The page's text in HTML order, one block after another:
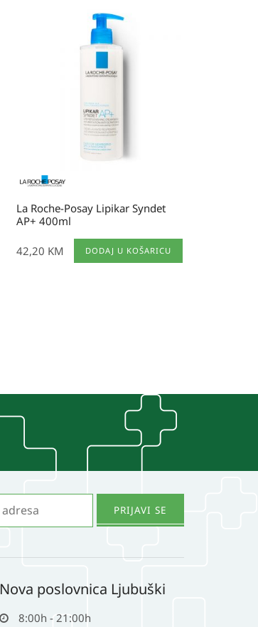
La Roche-Posay Lipikar Syndet
AP+ 400ml
42,20 KM DODAJ U KOŠARICU
Nova poslovnica Ljubuški
8:00h - 21:00h